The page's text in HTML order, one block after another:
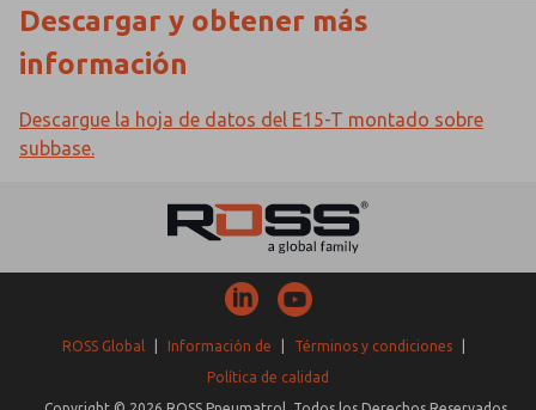
Descargar y obtener más
información
Descargue la hoja de datos del E15-T montado sobre
subbase.
ROSS Global Información de Términos y condiciones
Política de calidad